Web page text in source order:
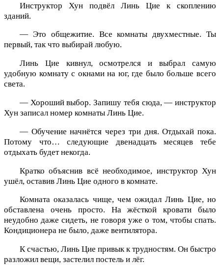
Инструктор Хун подвёл Линь Цие к скоплению
зданий.
— Это общежитие. Все комнаты двухместные. Ты
первый, так что выбирай любую.
Линь Цие кивнул, осмотрелся и выбрал самую
удобную комнату с окнами на юг, где было больше всего
света.
— Хороший выбор. Запишу тебя сюда, — инструктор
Хун записал номер комнаты Линь Цие.
— Обучение начнётся через три дня. Отдыхай пока.
Потому что… следующие двенадцать месяцев тебе
отдыхать будет некогда.
Кратко объяснив всё необходимое, инструктор Хун
ушёл, оставив Линь Цие одного в комнате.
Комната оказалась чище, чем ожидал Линь Цие, но
обставлена очень просто. На жёсткой кровати было
неудобно даже сидеть, не говоря уже о том, чтобы спать.
Кондиционера не было, даже вентилятора.
К счастью, Линь Цие привык к трудностям. Он быстро
разложил вещи, застелил постель и лёг.